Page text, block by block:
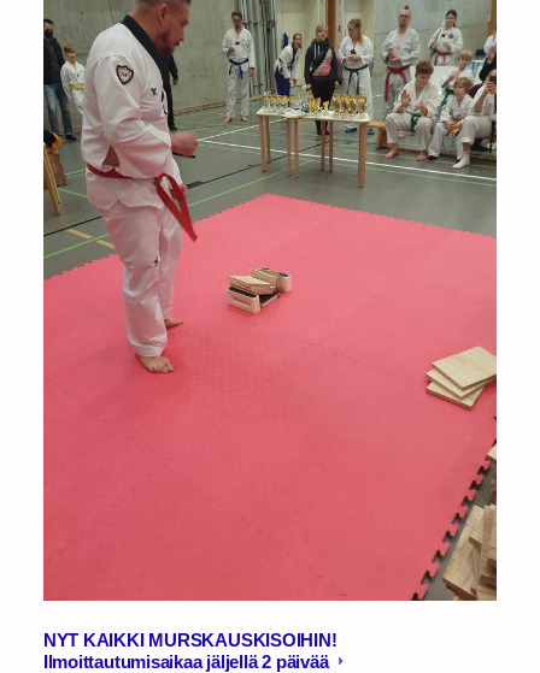
NYT KAIKKI MURSKAUSKISOIHIN!
Ilmoittautumisaikaa jäljellä 2 päivää